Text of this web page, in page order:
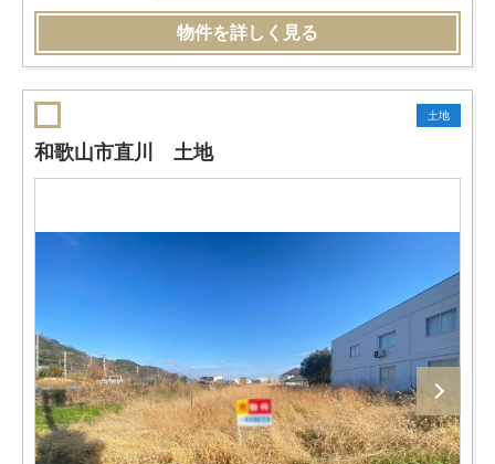
物件を詳しく見る
土地
和歌山市直川 土地